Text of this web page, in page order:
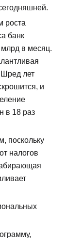
роста
банк
в месяц.
Шред лет
и
в 18 раз
поскольку
налогов